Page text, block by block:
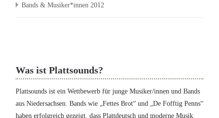
Bands & Musiker*innen 2012
Was ist Plattsounds?
Plattsounds ist ein Wettbewerb für junge Musiker/innen und Bands
aus Niedersachsen. Bands wie „Fettes Brot“ und „De Fofftig Penns“
haben erfolgreich gezeigt, dass Plattdeutsch und moderne Musik